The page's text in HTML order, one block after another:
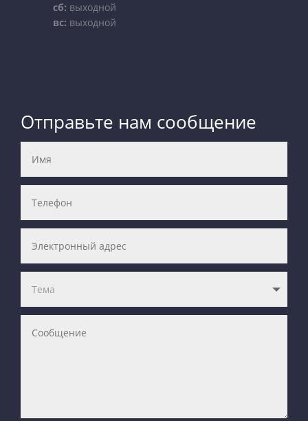
сб: выходной
вс: выходной
Отправьте нам сообщение